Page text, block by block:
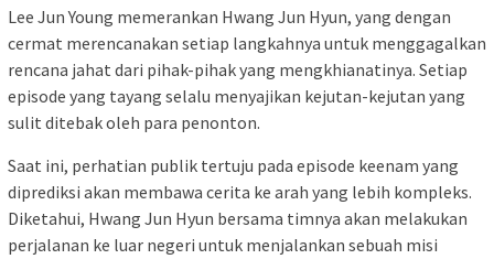
Lee Jun Young memerankan Hwang Jun Hyun, yang dengan
cermat merencanakan setiap langkahnya untuk menggagalkan
rencana jahat dari pihak-pihak yang mengkhianatinya. Setiap
episode yang tayang selalu menyajikan kejutan-kejutan yang
sulit ditebak oleh para penonton.
Saat ini, perhatian publik tertuju pada episode keenam yang
diprediksi akan membawa cerita ke arah yang lebih kompleks.
Diketahui, Hwang Jun Hyun bersama timnya akan melakukan
perjalanan ke luar negeri untuk menjalankan sebuah misi